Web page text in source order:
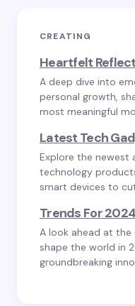
CREATING
Heartfelt
A deep dive into
personal growth,
most meaningful
Latest Tech
Explore the newest
technology
smart devices to
Trends For 2024
A look ahead at
shape the world in
groundbreaking